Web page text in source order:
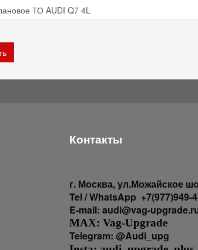
Контакты
г. Москва, ул.Можайское
Tel / WhatsApp +7(977)949-
E-mail: audi@vag-
MAX: Vag-Upgrade
Telegram: @Audi_upg